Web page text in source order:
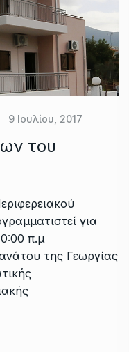
9 Ιουλίου, 2017
του
για
π.μ
της Γεωργίας